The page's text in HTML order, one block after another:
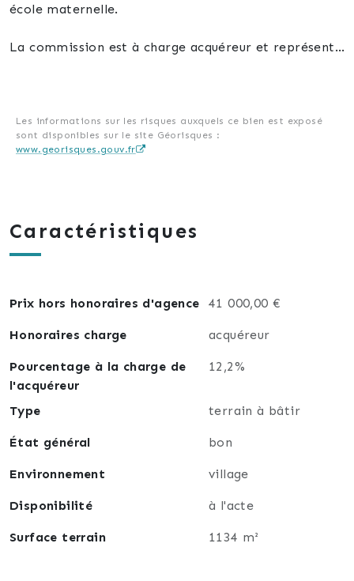
école maternelle.
La commission est à charge acquéreur et représente
Pour tous renseignements et visites 7j/7 : Jonathan
Hipp La fourmi immo au 0687259397 ou par mail
Les informations sur les risques auxquels ce bien est exposé
sont disponibles sur le site Géorisques :
www.georisques.gouv.fr
Caractéristiques
Prix hors honoraires d'agence 41 000,00 €
Honoraires charge acquéreur
Pourcentage à la charge de
l'acquéreur
12,2%
Type terrain à bâtir
État général bon
Environnement village
Disponibilité à l'acte
Surface terrain 1134 m²